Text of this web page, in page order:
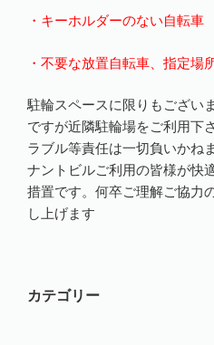
・キーホルダーのない自転車
・不要な放置自転車、指定場
駐輪スペースに限りもござい
ですが近隣駐輪場をご利用下
ラブル等責任は一切負いかね
ナントビルご利用の皆様が快
措置です。何卒ご理解ご協力
し上げます
カテゴリー